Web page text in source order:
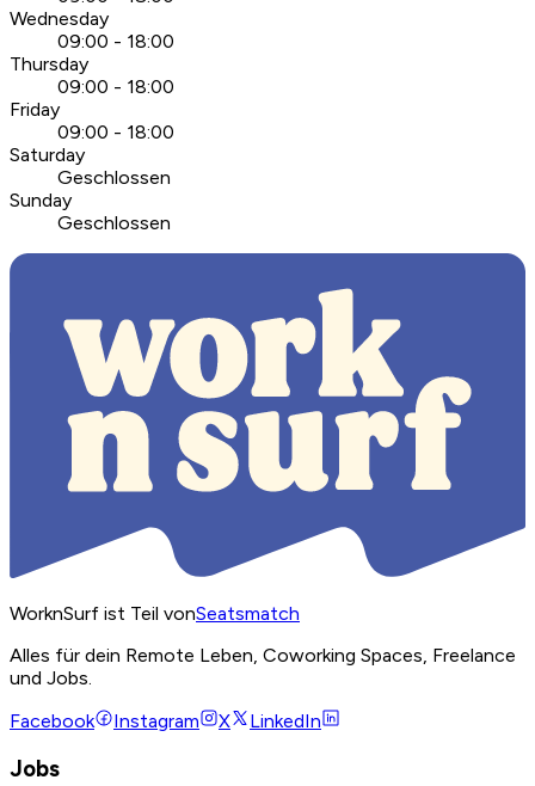
Wednesday
09:00 - 18:00
Thursday
09:00 - 18:00
Friday
09:00 - 18:00
Saturday
Geschlossen
Sunday
Geschlossen
WorknSurf ist Teil vonSeatsmatch
Alles für dein Remote Leben, Coworking Spaces, Freelance
und Jobs.
Facebook
Instagram X LinkedIn
Jobs